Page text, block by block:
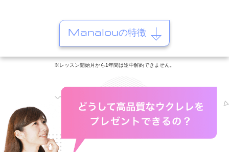
Manalouの特徴
※レッスン開始月から1年間は途中解約できません。